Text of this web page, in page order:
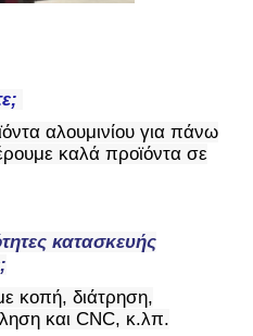
αλουμινίου για πάνω
καλά προϊόντα σε
κατασκευής
κοπή, διάτρηση,
και CNC, κ.λπ.